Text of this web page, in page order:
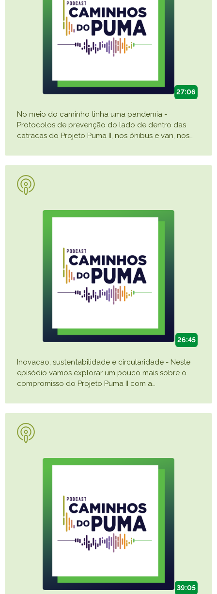
27:06
No meio do caminho tinha uma pandemia -
Protocolos de prevenção do lado de dentro das
catracas do Projeto Puma II, nos ônibus e van, nos…
26:45
Inovacao, sustentabilidade e circularidade - Neste
episódio vamos explorar um pouco mais sobre o
compromisso do Projeto Puma II com a…
39:05